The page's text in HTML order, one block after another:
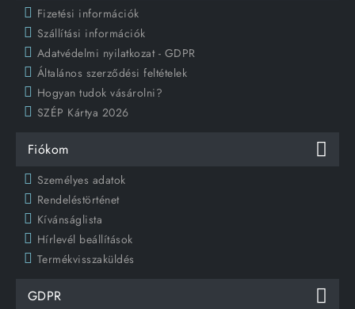
Fizetési információk
Szállítási információk
Adatvédelmi nyilatkozat - GDPR
Általános szerződési feltételek
Hogyan tudok vásárolni?
SZÉP Kártya 2026
Fiókom
Személyes adatok
Rendeléstörténet
Kívánságlista
Hírlevél beállítások
Termékvisszaküldés
GDPR